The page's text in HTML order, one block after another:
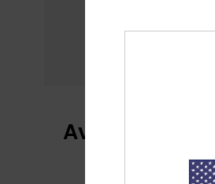
Avis clients